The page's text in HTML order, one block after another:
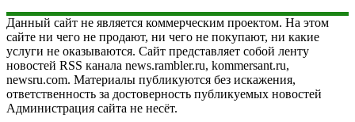
Данный сайт не является коммерческим проектом. На этом
сайте ни чего не продают, ни чего не покупают, ни какие
услуги не оказываются. Сайт представляет собой ленту
новостей RSS канала news.rambler.ru, kommersant.ru,
newsru.com. Материалы публикуются без искажения,
ответственность за достоверность публикуемых новостей
Администрация сайта не несёт.